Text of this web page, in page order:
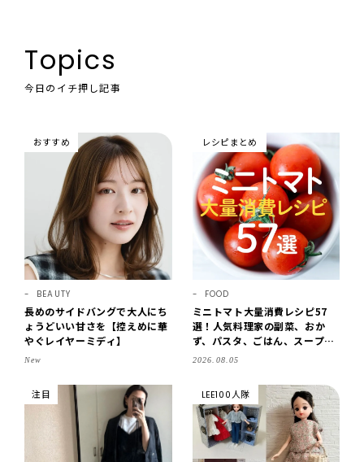
Topics
今日のイチ押し記事
おすすめ
BEAUTY
長めのサイドバングで大人にち
ょうどいい甘さを【控えめに華
やぐレイヤーミディ】
New
レシピまとめ
FOOD
ミニトマト大量消費レシピ57
選！人気料理家の副菜、おか
ず、パスタ、ごはん、スープま
で【保存版】
2026.08.05
注目 LEE100人隊